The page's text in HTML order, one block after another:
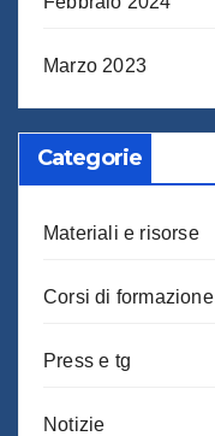
Marzo 2023
Categorie
Materiali e risorse
Corsi di formazione
Press e tg
Notizie